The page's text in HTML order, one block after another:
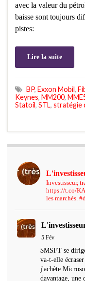
avec la valeur du
baisse sont toujours
pistes:
Lire la suite
BP, Exxon Mobil,
Keynes, MM200,
Statoil, STL, stratégie
Investisseur,
https://t.co/
les marchés.
5 Fév
$MSFT se
va-t-elle
j'achète
davantage, une